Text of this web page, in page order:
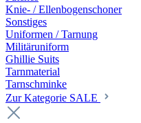
Knie- / Ellenbogenschoner
Sonstiges
Uniformen / Tarnung
Militäruniform
Ghillie Suits
Tarnmaterial
Tarnschminke
Zur Kategorie SALE